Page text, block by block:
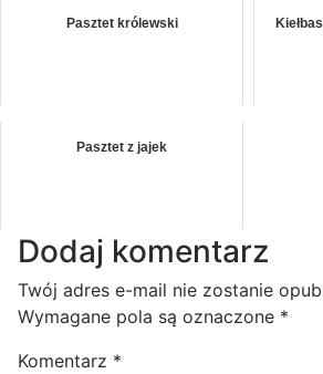
Pasztet królewski
Pasztet z jajek
Dodaj komentarz
Twój adres e-mail nie zostanie
Wymagane pola są oznaczone *
Komentarz *